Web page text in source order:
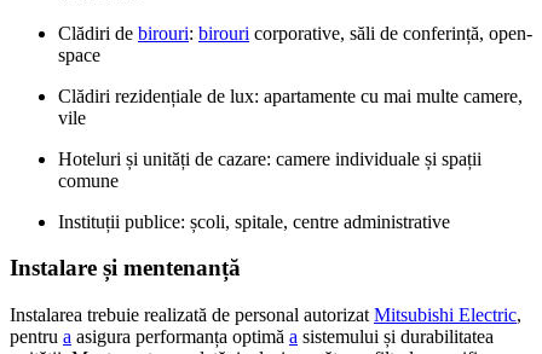
Clădiri de birouri: birouri corporative, săli de conferință, open-
space
Clădiri rezidențiale de lux: apartamente cu mai multe camere,
vile
Hoteluri și unități de cazare: camere individuale și spații
comune
Instituții publice: școli, spitale, centre administrative
Instalare și mentenanță
Instalarea trebuie realizată de personal autorizat Mitsubishi Electric,
pentru a asigura performanța optimă a sistemului și durabilitatea